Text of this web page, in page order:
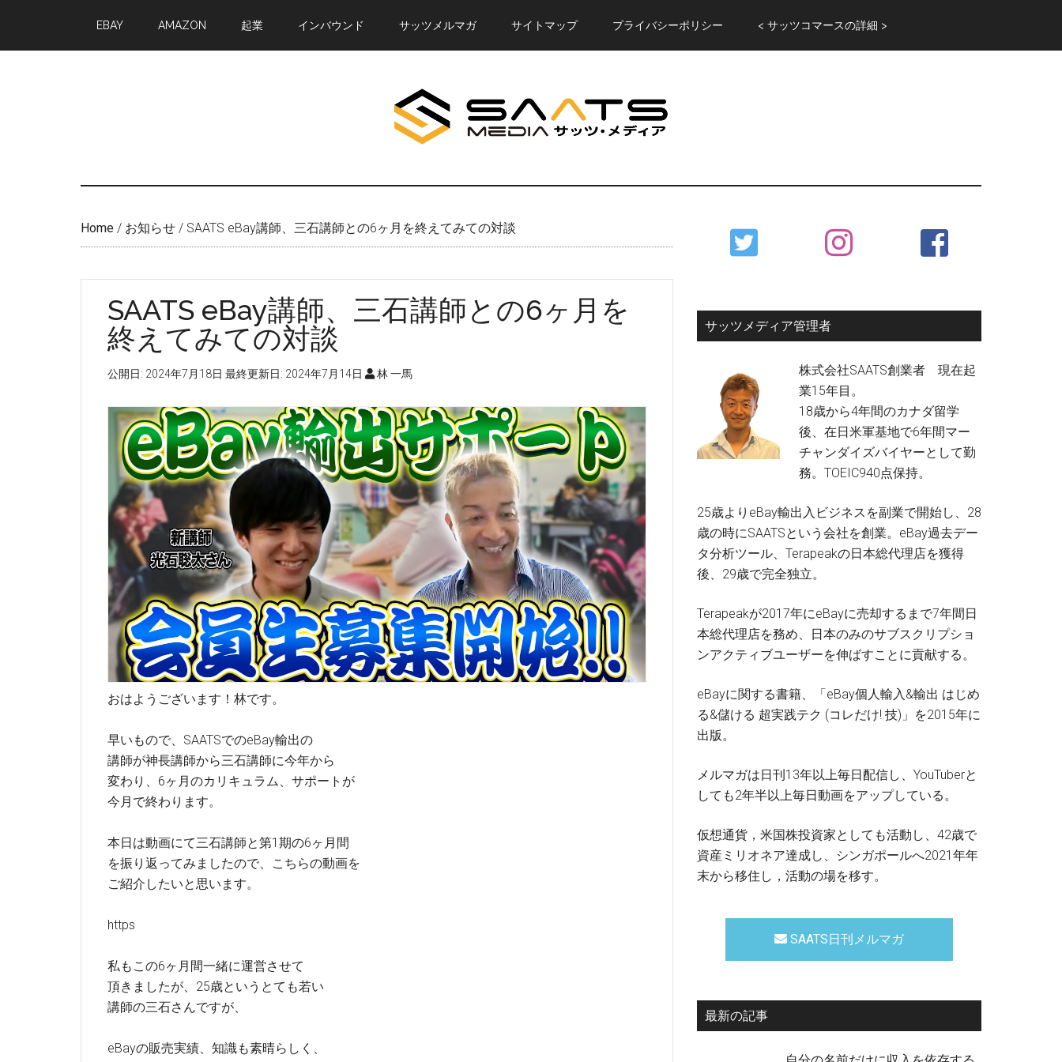
main
primary
EBAY AMAZON 起業 インバウンド サッツメルマガ サイトマップ プライバシーポリシー < サッツコマースの詳細 >
Home / お知らせ / SAATS eBay講師、三石講師との6ヶ月を終えてみての対談
SAATS eBay講師、三石講師との6ヶ月を
終えてみての対談
公開日: 2024年7月18日 最終更新日: 2024年7月14日 林 一馬
おはようございます！林です。
早いもので、SAATSでのeBay輸出の
講師が神長講師から三石講師に今年から
変わり、6ヶ月のカリキュラム、サポートが
今月で終わります。
本日は動画にて三石講師と第1期の6ヶ月間
を振り返ってみましたので、こちらの動画を
ご紹介したいと思います。
https
私もこの6ヶ月間一緒に運営させて
頂きましたが、25歳というとても若い
講師の三石さんですが、
eBayの販売実績、知識も素晴らしく、
Primary
Sidebar
サッツメディア管理者
株式会社SAATS創業者 現在起
業15年目。
18歳から4年間のカナダ留学
後、在日米軍基地で6年間マー
チャンダイズバイヤーとして勤
務。TOEIC940点保持。
25歳よりeBay輸出入ビジネスを副業で開始し、28
歳の時にSAATSという会社を創業。eBay過去デー
タ分析ツール、Terapeakの日本総代理店を獲得
後、29歳で完全独立。
Terapeakが2017年にeBayに売却するまで7年間日
本総代理店を務め、日本のみのサブスクリプショ
ンアクティブユーザーを伸ばすことに貢献する。
eBayに関する書籍、「eBay個人輸入&輸出 はじめ
る&儲ける 超実践テク (コレだけ! 技)」を2015年に
出版。
メルマガは日刊13年以上毎日配信し、YouTuberと
しても2年半以上毎日動画をアップしている。
仮想通貨，米国株投資家としても活動し、42歳で
資産ミリオネア達成し、シンガポールへ2021年年
末から移住し，活動の場を移す。
SAATS日刊メルマガ
最新の記事